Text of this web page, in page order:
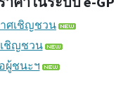
ศเชิญชวน
ชิญชวน
ผู้ชนะฯ